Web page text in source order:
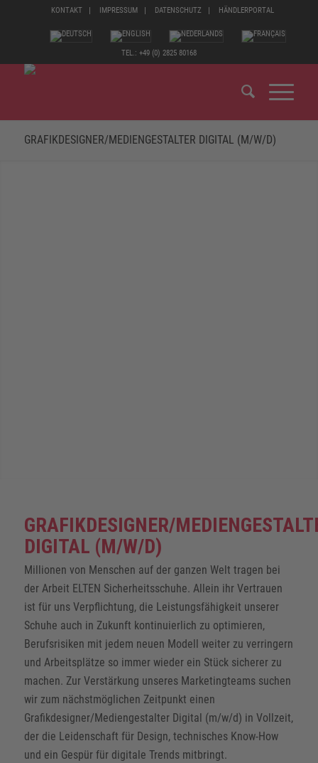
KONTAKT IMPRESSUM DATENSCHUTZ HÄNDLERPORTAL
TEL.: +49 (0) 2825 80168
GRAFIKDESIGNER/MEDIENGESTALTER DIGITAL (M/W/D)
GRAFIKDESIGNER/
DIGITAL (M/W/D)
Millionen von Menschen auf der ganzen Welt tragen bei
der Arbeit ELTEN Sicherheitsschuhe. Allein ihr Vertrauen
ist für uns Verpflichtung, die Leistungsfähigkeit unserer
Schuhe auch in Zukunft kontinuierlich zu optimieren,
Berufsrisiken mit jedem neuen Modell weiter zu verringern
und Arbeitsplätze so immer wieder ein Stück sicherer zu
machen. Zur Verstärkung unseres Marketingteams suchen
wir zum nächstmöglichen Zeitpunkt einen
Grafikdesigner/Mediengestalter Digital (m/w/d) in Vollzeit,
der die Leidenschaft für Design, technisches Know-How
und ein Gespür für digitale Trends mitbringt.